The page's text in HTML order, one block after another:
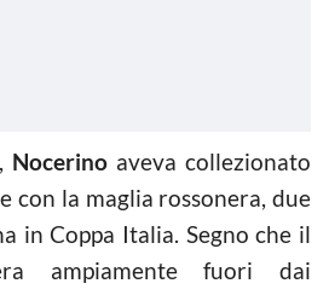
Nocerino aveva collezionato
con la maglia rossonera, due
in Coppa Italia. Segno che il
ampiamente fuori dai